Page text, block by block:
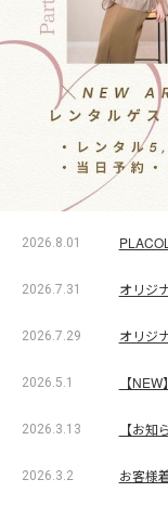
2026.8.01
2026.7.31 オリジ
2026.7.29 オリジ
2026.5.1 【
2026.3.13 【お
2026.3.2 お客様